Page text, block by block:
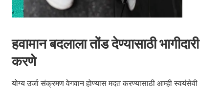
हवामान बदलाला तोंड देण्यासाठी भागीदारी
करणे
योग्य उर्जा संक्रमण वेगवान होण्यास मदत करण्यासाठी आम्ही स्वयंसेवी